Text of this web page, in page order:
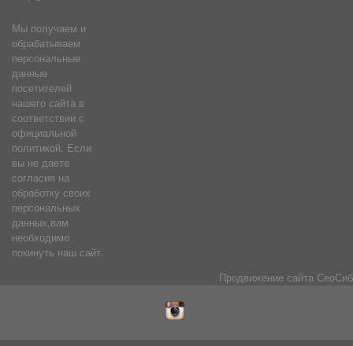
Мы получаем и
обрабатываем
персональные
данные
посетителей
нашего сайта в
соответствии с
официальной
политикой. Если
вы не даете
согласия на
обработку своих
персональных
данных,вам
необходимо
покинуть наш сайт.
Продвижение сайта СеоСиб